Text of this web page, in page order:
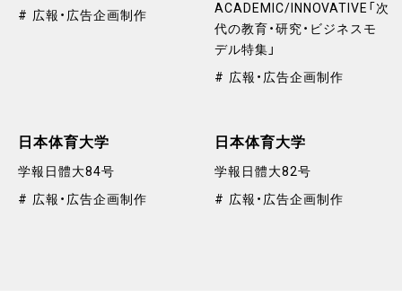
広報・広告企画制作
ACADEMIC/INNOVATIVE「次
代の教育・研究・ビジネスモ
デル特集」
広報・広告企画制作
日本体育大学
学報日體大84号
広報・広告企画制作
日本体育大学
学報日體大82号
広報・広告企画制作